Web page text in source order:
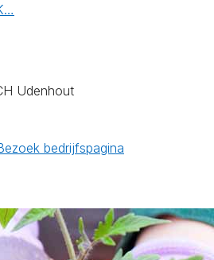
Udenhout
bedrijfspagina